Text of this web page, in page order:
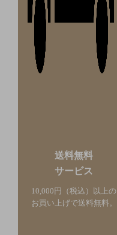
送料無料
サービス
10,000円（税込）以上の
お買い上げで送料無料。